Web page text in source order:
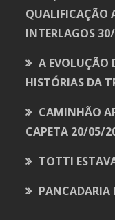
INTERLAGOS
A EVOLUÇÃO
HISTÓRIAS DA
CAMINHÃO
CAPETA 20/05/
TOTTI
PANCADARIA